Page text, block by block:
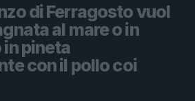
di Ferragosto vuol
al mare o in
pineta
con il pollo coi